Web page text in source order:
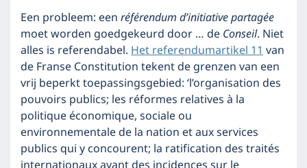
Een probleem: eenréférendum d’initiative partagée
moet worden goedgekeurd door … deConseil. Niet
alles is referendabel.Het referendumartikel 11van
de Franse Constitution tekent de grenzen van een
vrij beperkt toepassingsgebied: ‘l’organisation des
pouvoirs publics; les réformes relatives à la
politique économique, sociale ou
environnementale de la nation et aux services
publics qui y concourent; la ratification des traités